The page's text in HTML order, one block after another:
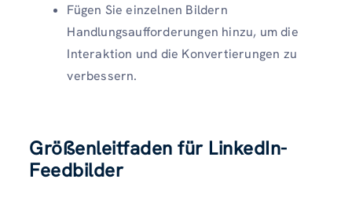
Fügen Sie einzelnen Bildern
Handlungsaufforderungen hinzu, um die
Interaktion und die Konvertierungen zu
verbessern.
Größenleitfaden für LinkedIn-
Feedbilder